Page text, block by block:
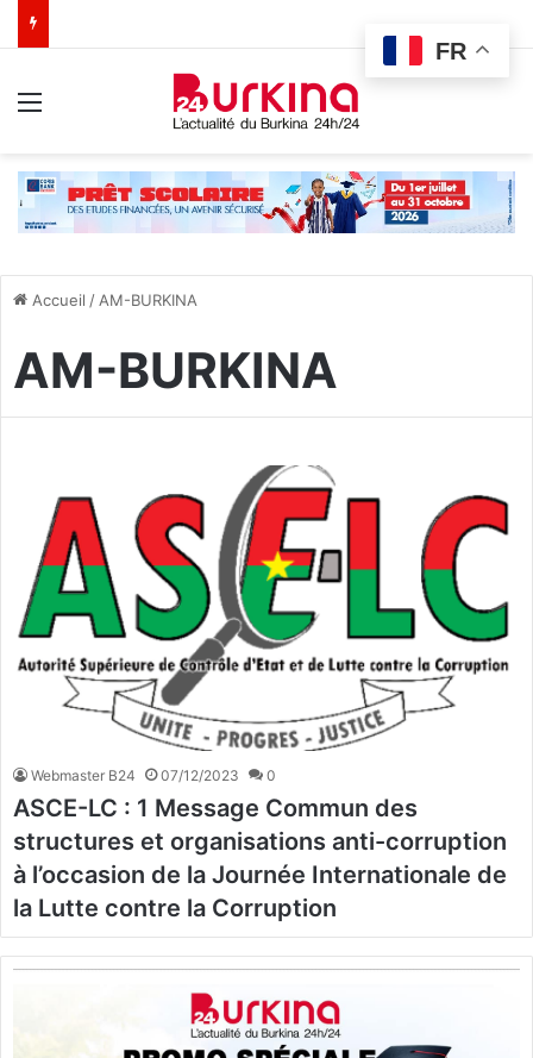
Accueil / AM-BURKINA
AM-BURKINA
Webmaster B24 07/12/2023 0
ASCE-LC : 1 Message Commun des
structures et organisations anti-corruption
à l’occasion de la Journée Internationale de
la Lutte contre la Corruption
FR